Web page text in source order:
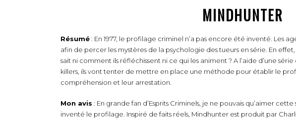
MINDHUNTER
Résumé: En 1977, le profilage criminel n’a pas encore été inventé. L es
afin de percer les mystères de la psychologie des tueurs en série. En
sait ni comment ils réfléchissent ni ce qui les animent ? A l’aide d’une
killers, ils vont tenter de mettre en place une méthode pour établir le
compréhension et leur arrestation.
Mon avis : En grande fan d’Esprits Criminels, je ne pouvais qu’aimer
inventé le profilage. Inspiré de faits réels, Mindhunter est produit par